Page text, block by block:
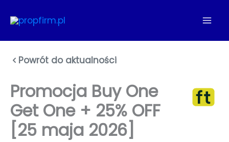
do
Powrót do aktualności
Promocja Buy One
Get One + 25% OFF
[25 maja 2026]